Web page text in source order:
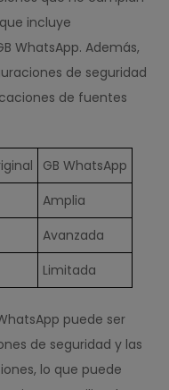
incluye
WhatsApp. Además,
de seguridad
de fuentes
GB WhatsApp
Amplia
Avanzada
Limitada
puede ser
de seguridad y las
lo que puede